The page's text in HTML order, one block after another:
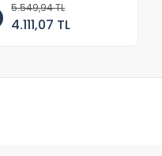
5.549,94 TL
4.111,07 TL